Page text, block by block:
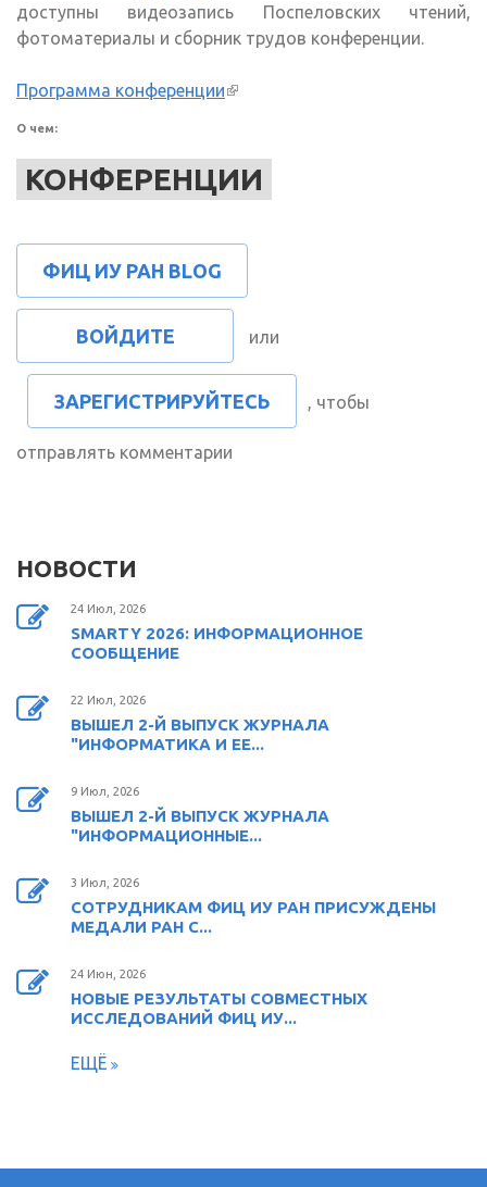
доступны видеозапись Поспеловских чтений,
фотоматериалы и сборник трудов конференции.
Программа конференции(внешняя ссылка)
О чем:
КОНФЕРЕНЦИИ
ФИЦ ИУ РАН BLOG
ВОЙДИТЕ или
ЗАРЕГИСТРИРУЙТЕСЬ , чтобы
отправлять комментарии
НОВОСТИ
24 Июл, 2026
SMARTY 2026: ИНФОРМАЦИОННОЕ
СООБЩЕНИЕ
22 Июл, 2026
ВЫШЕЛ 2-Й ВЫПУСК ЖУРНАЛА
"ИНФОРМАТИКА И ЕЕ...
9 Июл, 2026
ВЫШЕЛ 2-Й ВЫПУСК ЖУРНАЛА
"ИНФОРМАЦИОННЫЕ...
3 Июл, 2026
СОТРУДНИКАМ ФИЦ ИУ РАН ПРИСУЖДЕНЫ
МЕДАЛИ РАН С...
24 Июн, 2026
НОВЫЕ РЕЗУЛЬТАТЫ СОВМЕСТНЫХ
ИССЛЕДОВАНИЙ ФИЦ ИУ...
ЕЩЁ